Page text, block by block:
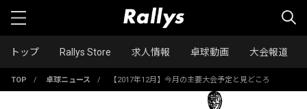
トップ Rallys Store 求人情報 卓球動画 大会報道
TOP / 卓球ニュース / 【2017年12月】今月の主要大会予定と見どころ